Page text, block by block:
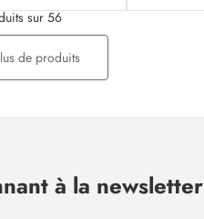
sur 56
de produits
à la newsletter